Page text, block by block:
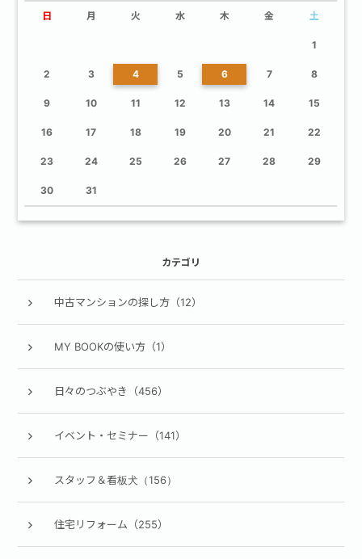
日 月 火 水 木 金 土
1
2 3 4 5 6 7 8
9 10 11 12 13 14 15
16 17 18 19 20 21 22
23 24 25 26 27 28 29
30 31
カテゴリ
中古マンションの探し方（12）
MY BOOKの使い方（1）
日々のつぶやき（456）
イベント・セミナー（141）
スタッフ＆看板犬（156）
住宅リフォーム（255）